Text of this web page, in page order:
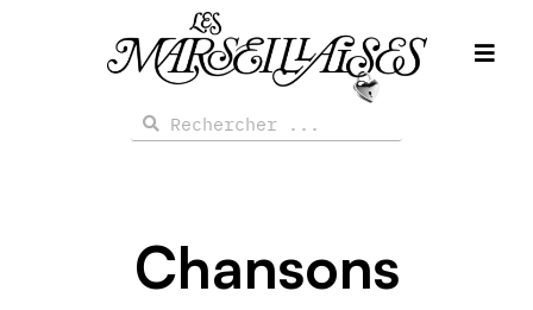
Rechercher
Rechercher
Chansons